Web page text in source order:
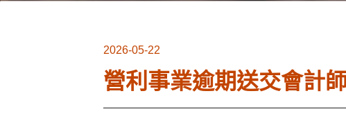
2026-05-22
營利事業逾期送交會計